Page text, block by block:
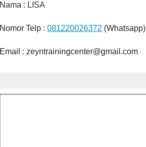
Nama : LISA
Nomor Telp :081220026372 (Whatsapp)
Email : zeyntrainingcenter@gmail.com